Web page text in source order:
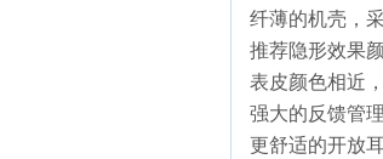
纤薄的机壳，
推荐隐形效果
表皮颜色相近
强大的反馈管
更舒适的开放